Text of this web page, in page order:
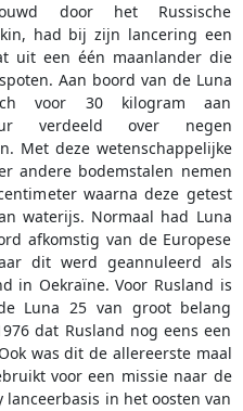
door het Russische
had bij zijn lancering een
uit een één maanlander die
Aan boord van de Luna
voor 30 kilogram aan
verdeeld over negen
Met deze wetenschappelijke
andere bodemstalen nemen
waarna deze getest
waterijs. Normaal had Luna
afkomstig van de Europese
dit werd geannuleerd als
in Oekraïne. Voor Rusland is
Luna 25 van groot belang
dat Rusland nog eens een
was dit de allereerste maal
voor een missie naar de
lanceerbasis in het oosten van